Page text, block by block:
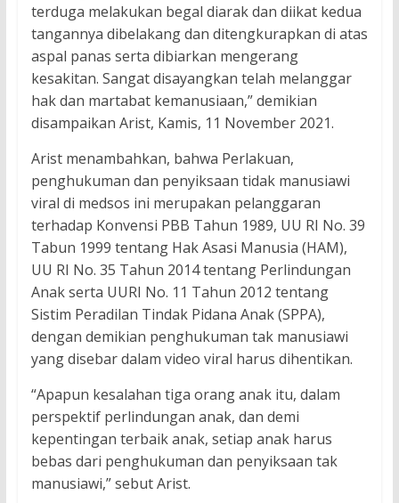
terduga melakukan begal diarak dan diikat kedua
tangannya dibelakang dan ditengkurapkan di atas
aspal panas serta dibiarkan mengerang
kesakitan. Sangat disayangkan telah melanggar
hak dan martabat kemanusiaan,” demikian
disampaikan Arist, Kamis, 11 November 2021.
Arist menambahkan, bahwa Perlakuan,
penghukuman dan penyiksaan tidak manusiawi
viral di medsos ini merupakan pelanggaran
terhadap Konvensi PBB Tahun 1989, UU RI No. 39
Tabun 1999 tentang Hak Asasi Manusia (HAM),
UU RI No. 35 Tahun 2014 tentang Perlindungan
Anak serta UURI No. 11 Tahun 2012 tentang
Sistim Peradilan Tindak Pidana Anak (SPPA),
dengan demikian penghukuman tak manusiawi
yang disebar dalam video viral harus dihentikan.
“Apapun kesalahan tiga orang anak itu, dalam
perspektif perlindungan anak, dan demi
kepentingan terbaik anak, setiap anak harus
bebas dari penghukuman dan penyiksaan tak
manusiawi,” sebut Arist.